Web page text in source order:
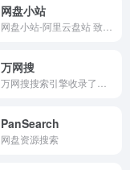
网盘小站
万网搜
PanSearch
网盘资源搜索